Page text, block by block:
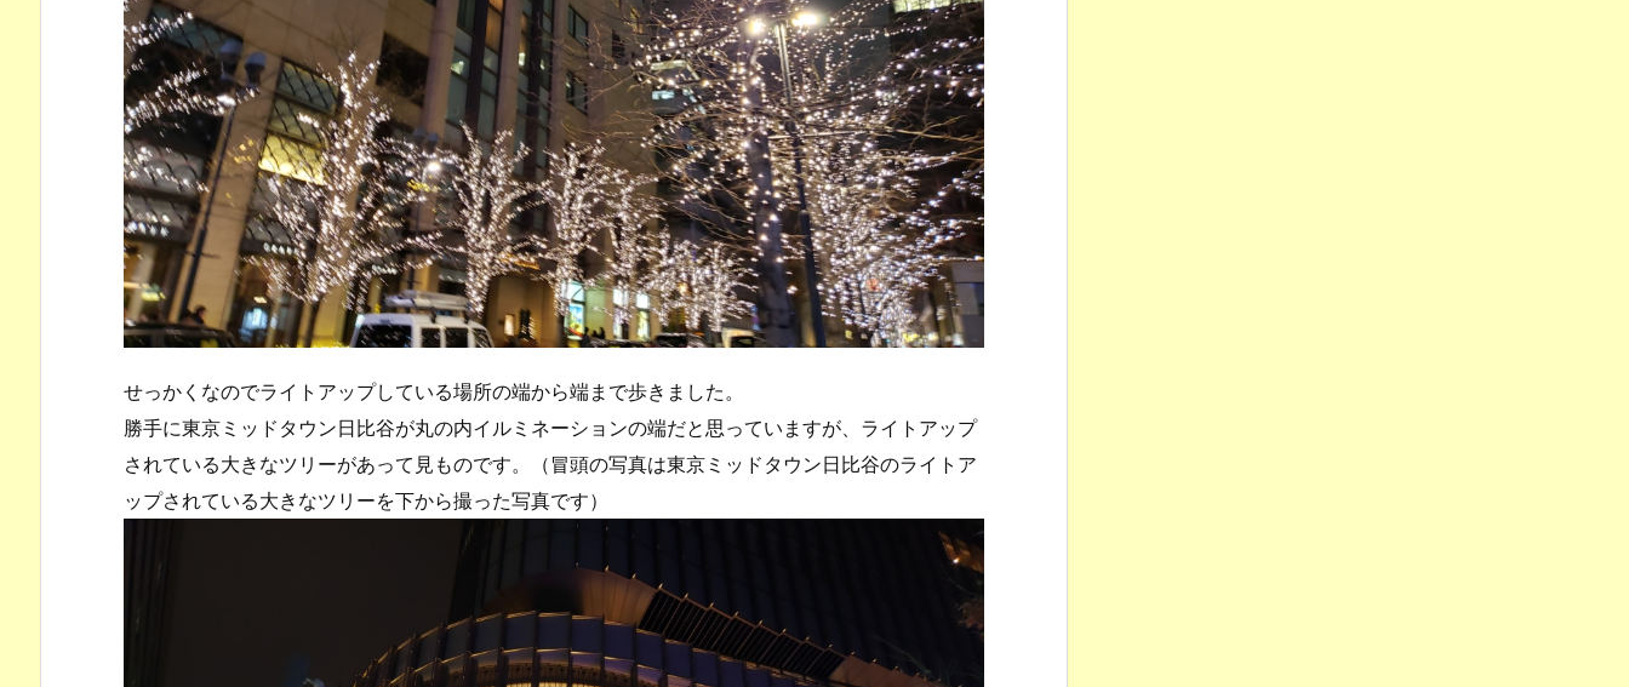
せっかくなのでライトアップしている場所の端から端まで歩きました。
勝手に東京ミッドタウン日比谷が丸の内イルミネーションの端だと思っていますが、ライトアップ
されている大きなツリーがあって見ものです。（冒頭の写真は東京ミッドタウン日比谷のライトア
ップされている大きなツリーを下から撮った写真です）